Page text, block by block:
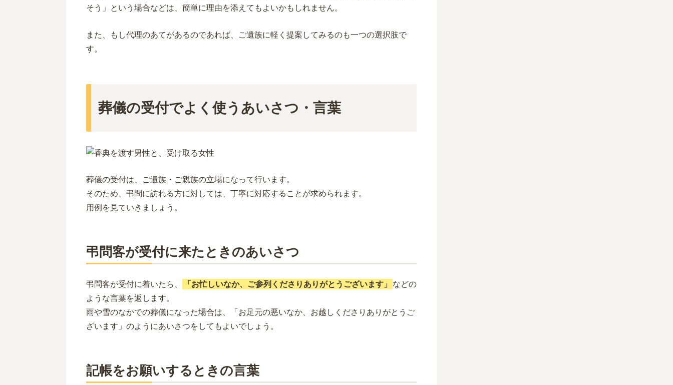
そう」という場合などは、簡単に理由を添えてもよいかもしれません。
また、もし代理のあてがあるのであれば、ご遺族に軽く提案してみるのも一つの選択肢で
す。
葬儀の受付でよく使うあいさつ・言葉
葬儀の受付は、ご遺族・ご親族の立場になって行います。
そのため、弔問に訪れる方に対しては、丁寧に対応することが求められます。
用例を見ていきましょう。
弔問客が受付に来たときのあいさつ
弔問客が受付に着いたら、 「お忙しいなか、ご参列くださりありがとうございます」
などの
ような言葉を返します。
雨や雪のなかでの葬儀になった場合は、「お足元の悪いなか、お越しくださりありがとうご
ざいます」のようにあいさつをしてもよいでしょう。
記帳をお願いするときの言葉